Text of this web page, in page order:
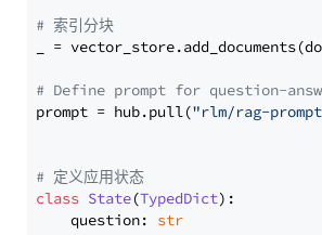
# 索引分块
_ =
# Define prompt for question-
prompt = hub.pull("rlm/rag-
# 定义应用状态
class State(TypedDict):
    question:
str